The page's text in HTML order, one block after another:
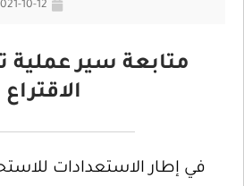
10-12
متابعة سير عملية
الاقتراع
في إطار الاستعدادات